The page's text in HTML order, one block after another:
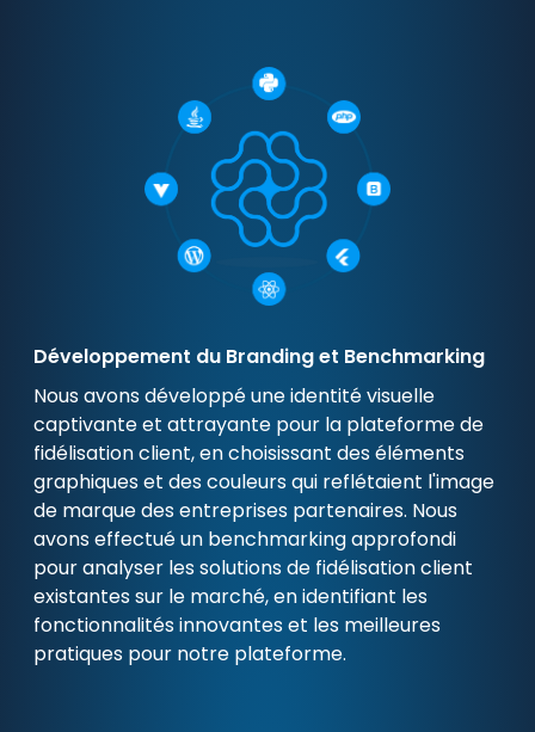
Développement du Branding et Benchmarking
Nous avons développé une identité visuelle
captivante et attrayante pour la plateforme de
fidélisation client, en choisissant des éléments
graphiques et des couleurs qui reflétaient l'image
de marque des entreprises partenaires. Nous
avons effectué un benchmarking approfondi
pour analyser les solutions de fidélisation client
existantes sur le marché, en identifiant les
fonctionnalités innovantes et les meilleures
pratiques pour notre plateforme.